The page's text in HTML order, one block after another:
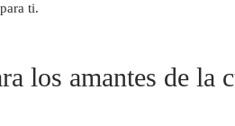
ti.
los amantes de la